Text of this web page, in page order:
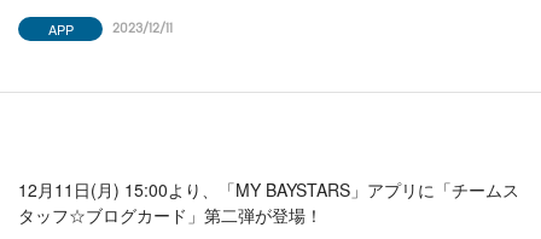
APP 2023/12/11
12月11日(月) 15:00より、「MY BAYSTARS」アプリに「チームス
タッフ☆ブログカード」第二弾が登場！